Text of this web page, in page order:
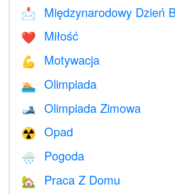
📩 Międzynarodowy Dzień
❤️️ Miłość
💪 Motywacja
🏊 Olimpiada
🎿 Olimpiada Zimowa
☢️ Opad
🌧 Pogoda
🏡 Praca Z Domu